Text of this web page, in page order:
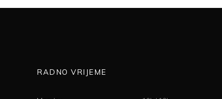
RADNO VRIJEME